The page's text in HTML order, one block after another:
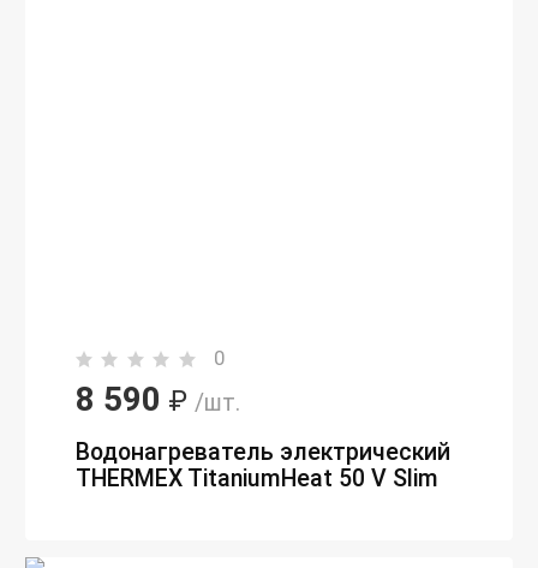
0
8 590 ₽ /шт.
Водонагреватель электрический
THERMEX TitaniumHeat 50 V Slim